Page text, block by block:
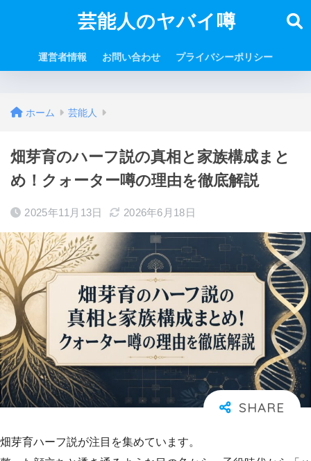
芸能人のヤバイ噂
運営者情報 お問い合わせ プライバシーポリシー
ホーム 芸能人
畑芽育のハーフ説の真相と家族構成まと
め！クォーター噂の理由を徹底解説
2025年11月13日 2026年6月18日
畑芽育ハーフ説が注目を集めています。